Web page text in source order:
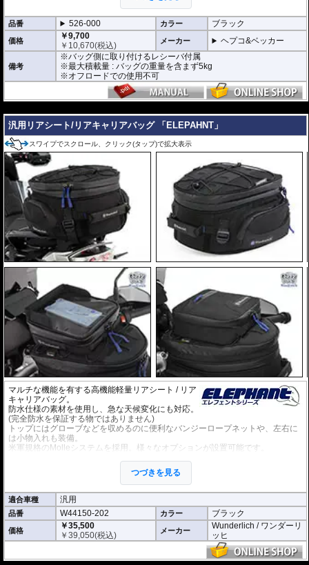
様々なユースケースに応えます。
また、別売のタンクリングMultiBasicを併
用すれば、リアバッグをタンクバッグ兼用
バッグとして使用も可能。
品番 526-000 カラー ブラック
価格
￥9,700
￥ 10,670(税込) メーカー ヘプコ&ベッカー
備考
※バッグ側に取り付けるレシーバ付属
※最大積載量 : バッグの重量を含まず5kg
※オフロードでの使用不可
汎用リアシート/リアキャリアバッグ 「ELEPAHNT」
スワイプでスクロール、クリック(タップ)で拡大表示
マルチな機能を有する高機能軽量リアシート / リア
キャリアバッグ。
防水仕様の素材を使用し、急な天候変化にも対応。
(完全防水を保証する物ではありません)
トップにはグローブなどを収めるのに便利なバンジーロープネットや、左右に
は小物入れも装備。
米軍規格のMolleシステムを採用。様々なオプションが設置可能です。
・L × W × H(cm): 26 x 34 x 17(拡張時:23cm)
ベルトによリアシート/リアキャリアに固定する汎用タイプです。
オプション
タンクバッグElephantに搭載可能な追加バッグなど
様々なオプション
しております。
つづきを見る
適合車種 汎用
品番 W44150-202 カラー ブラック
価格
￥35,500
￥39,050(税込) メーカー
Wunderlich / ワンダーリ
ッヒ